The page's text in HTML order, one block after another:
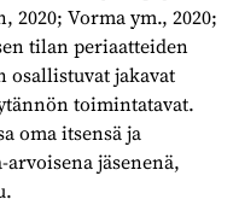
2020; Vorma ym., 2020;
tilan periaatteiden
osallistuvat jakavat
toimintatavat.
oma itsensä ja
jäsenenä,